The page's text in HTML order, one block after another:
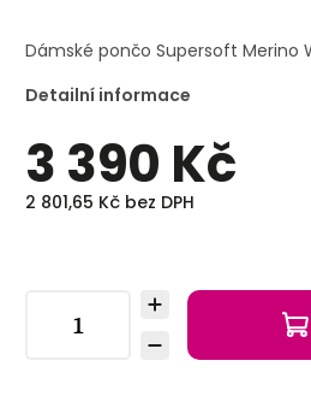
Dámské pončo Supersoft Merino
Detailní informace
3 390 Kč
2 801,65 Kč bez DPH